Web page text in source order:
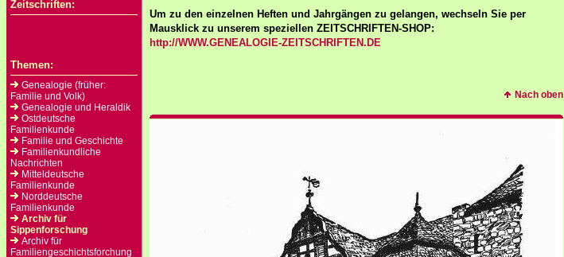
Zeitschriften:
Themen:
Genealogie (früher:
Familie und Volk)
Genealogie und Heraldik
Ostdeutsche
Familienkunde
Familie und Geschichte
Familienkundliche
Nachrichten
Mitteldeutsche
Familienkunde
Norddeutsche
Familienkunde
Archiv für
Sippenforschung
Archiv für
Familiengeschichtsforchung
Um zu den einzelnen Heften und Jahrgängen zu gelangen, wechseln Sie per
Mausklick zu unserem speziellen ZEITSCHRIFTEN-SHOP:
http://WWW.GENEALOGIE-ZEITSCHRIFTEN.DE
Nach oben